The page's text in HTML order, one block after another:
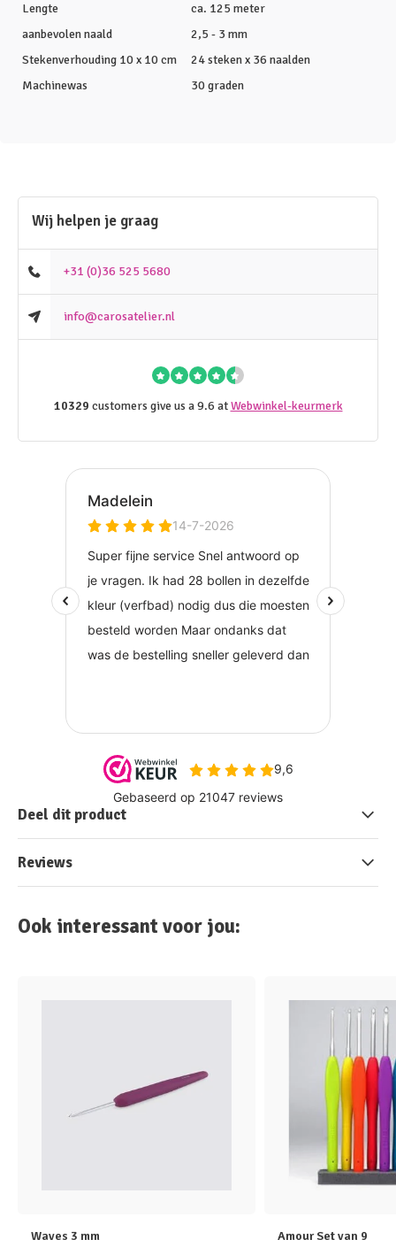
Lengte
ca. 125 meter
aanbevolen naald
2,5 - 3 mm
Stekenverhouding 10 x 10 cm
24 steken x 36 naalden
Machinewas
30 graden
Wij helpen je graag
+31 (0)36 525 5680
info@carosatelier.nl
10329 customers give us a 9.6 atWebwinkel-keurmerk
Deel dit product
Reviews
Ook interessant voor jou:
Waves 3 mm Amour Set van 9